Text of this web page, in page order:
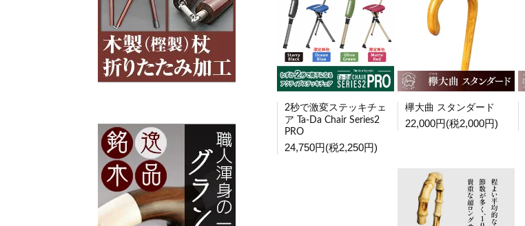
2秒で激変ステッキチェ
ア Ta-Da Chair Series2
PRO
24,750円(税2,250円)
欅大曲 スタンダード
22,000円(税2,000円)